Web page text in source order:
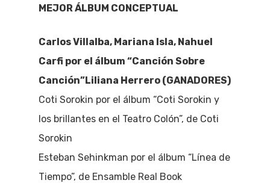
MEJOR ÁLBUM CONCEPTUAL
Carlos Villalba, Mariana Isla, Nahuel
Carfi por el álbum “Canción Sobre
Canción”Liliana Herrero (GANADORES)
Coti Sorokin por el álbum “Coti Sorokin y
los brillantes en el Teatro Colón”, de Coti
Sorokin
Esteban Sehinkman por el álbum “Línea de
Tiempo”, de Ensamble Real Book